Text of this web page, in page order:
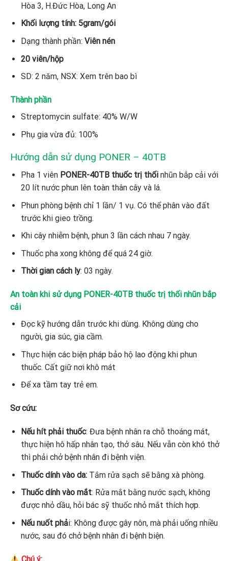
Hòa 3, H.Đức Hòa, Long An
Khối lượng tính: 5gram/gói
Dạng thành phần: Viên nén
20 viên/hộp
SD: 2 năm, NSX: Xem trên bao bì
Thành phần
Streptomycin sulfate: 40% W/W
Phụ gia vừa đủ: 100%
Hướng dẫn sử dụng PONER – 40TB
Pha 1 viên PONER-40TB thuốc trị thốinhũn bắp cải với
20 lít nước phun lên toàn thân cây và lá.
Phun phòng bệnh chỉ 1 lần/ 1 vụ. Có thể phân vào đất
trước khi gieo trồng.
Khi cây nhiễm bệnh, phun 3 lần cách nhau 7 ngày.
Thuốc pha xong không để quá 24 giờ.
Thời gian cách ly: 03 ngày.
An toàn khi sử dụng PONER-40TB thuốc trị thối nhũn bắp
cải
Đọc kỹ hướng dẫn trước khi dùng. Không dùng cho
người, gia súc, gia cầm.
Thực hiện các biện pháp bảo hộ lao động khi phun
thuốc. Cất giữ nơi khô mát
Để xa tầm tay trẻ em.
Sơ cứu:
Nếu hít phải thuốc: Đưa bệnh nhân ra chỗ thoáng mát,
thực hiện hô hấp nhân tạo, thở sâu. Nếu vẫn còn khó thở
thì phải chở bệnh nhân đi bệnh viện.
Thuốc dính vào da:Tắm rửa sạch sẽ bằng xà phòng.
Thuốc dính vào mắt: Rửa mắt bằng nước sạch, không
được nhỏ dầu, hỏi bác sỹ thuốc nhỏ mắt thích hợp.
Nếu nuốt phải: Không được gây nôn, mà phải uống nhiều
nước, sau đó chở bệnh nhân đi bệnh biện.
Chú ý: